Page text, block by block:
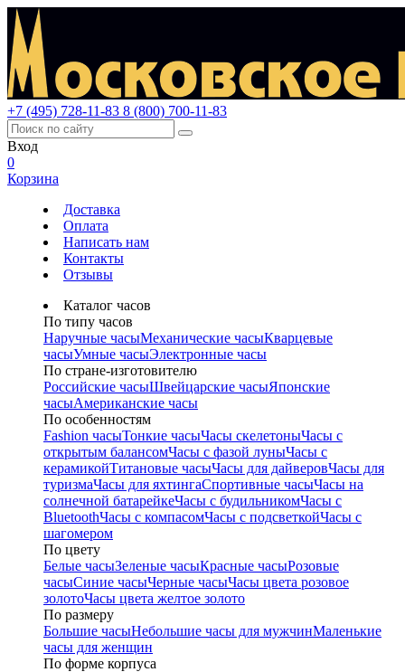
+7 (495) 728-11-83 8 (800) 700-11-83
Вход
0
Корзина
Доставка
Оплата
Написать нам
Контакты
Отзывы
Каталог часов
По типу часов
Наручные часыМеханические часыКварцевые
часыУмные часыЭлектронные часы
По стране-изготовителю
Российские часыШвейцарские часыЯпонские
часыАмериканские часы
По особенностям
Fashion часыТонкие часыЧасы скелетоныЧасы с
открытым балансомЧасы с фазой луныЧасы с
керамикойТитановые часыЧасы для дайверовЧасы для
туризмаЧасы для яхтингаСпортивные часыЧасы на
солнечной батарейкеЧасы с будильникомЧасы с
BluetoothЧасы с компасомЧасы с подсветкойЧасы с
шагомером
По цвету
Белые часыЗеленые часыКрасные часыРозовые
часыСиние часыЧерные часыЧасы цвета розовое
золотоЧасы цвета желтое золото
По размеру
Большие часыНебольшие часы для мужчинМаленькие
часы для женщин
По форме корпуса